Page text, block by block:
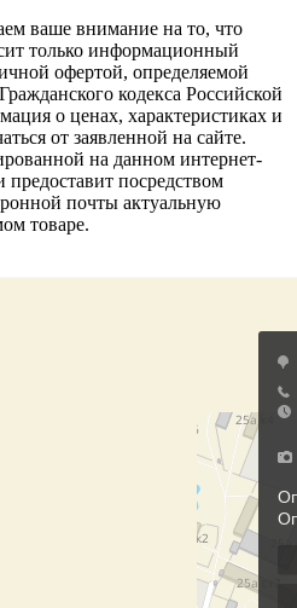
ваше внимание на то, что
только информационный
офертой, определяемой
кодекса Российской
о ценах, характеристиках и
от заявленной на сайте.
на данном интернет-
посредством
почты актуальную
товаре.